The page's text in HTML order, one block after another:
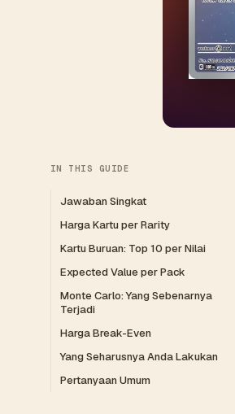
IN THIS GUIDE
Jawaban Singkat
Harga Kartu per Rarity
Kartu Buruan: Top 10 per Nilai
Expected Value per Pack
Monte Carlo: Yang Sebenarnya
Terjadi
Harga Break-Even
Yang Seharusnya Anda Lakukan
Pertanyaan Umum